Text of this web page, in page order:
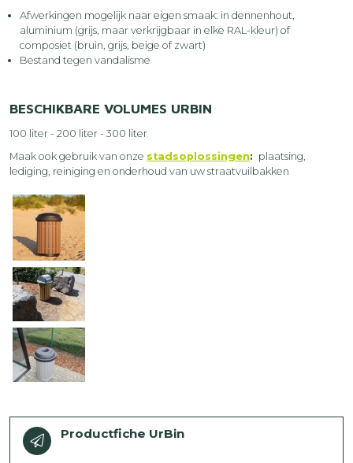
Afwerkingen mogelijk naar eigen smaak: in dennenhout,
aluminium (grijs, maar verkrijgbaar in elke RAL-kleur) of
composiet (bruin, grijs, beige of zwart)
Bestand tegen vandalisme
BESCHIKBARE VOLUMES URBIN
100 liter - 200 liter - 300 liter
Maak ook gebruik van onze stadsoplossingen: plaatsing,
lediging, reiniging en onderhoud van uw straatvuilbakken
Productfiche UrBin
Download
bestand